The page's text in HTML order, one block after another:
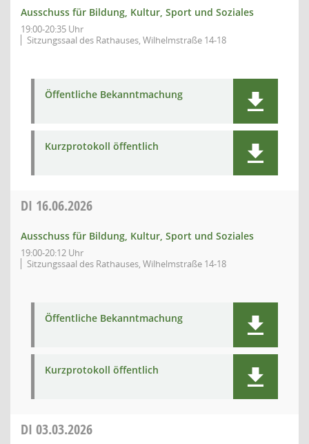
Ausschuss für Bildung, Kultur, Sport und Soziales
19:00-20:35 Uhr
Sitzungssaal des Rathauses, Wilhelmstraße 14-18
Öffentliche Bekanntmachung
Kurzprotokoll öffentlich
DI 16.06.2026
Ausschuss für Bildung, Kultur, Sport und Soziales
19:00-20:12 Uhr
Sitzungssaal des Rathauses, Wilhelmstraße 14-18
Öffentliche Bekanntmachung
Kurzprotokoll öffentlich
DI 03.03.2026